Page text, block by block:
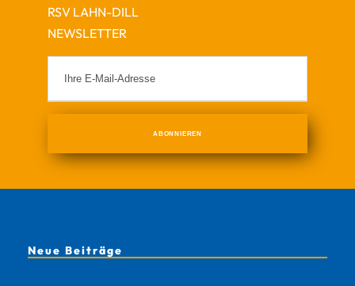
RSV LAHN-DILL
NEWSLETTER
Neue Beiträge